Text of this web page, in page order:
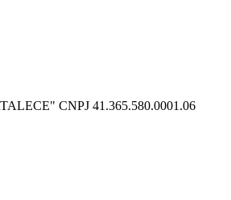
CNPJ 41.365.580.0001.06